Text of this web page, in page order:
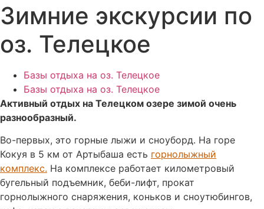
Зимние экскурсии по
оз. Телецкое
Базы отдыха на оз. Телецкое
Базы отдыха на оз. Телецкое
Активный отдых на Телецком озере зимой очень
разнообразный.
Во-первых, это горные лыжи и сноуборд. На горе
Кокуя в 5 км от Артыбаша есть горнолыжный
комплекс. На комплексе работает километровый
бугельный подъемник, беби-лифт, прокат
горнолыжного снаряжения, коньков и сноутюбингов,